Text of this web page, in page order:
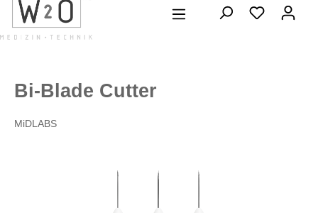
springen
Bi-Blade Cutter
MiDLABS